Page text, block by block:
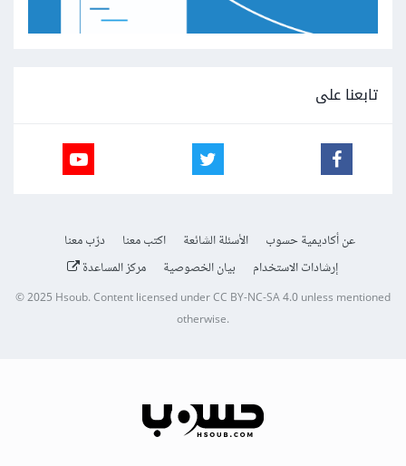
تابعنا على
عن أكاديمية حسوب الأسئلة الشائعة اكتب معنا
درّب معنا
إرشادات الاستخدام
بيان الخصوصية مركز المساعدة
© 2025Hsoub.Content licensed underCC BY-NC-SA 4.0unless mentioned
otherwise.